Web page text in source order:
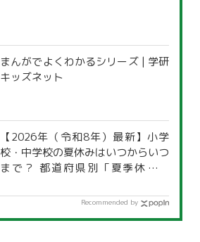
まんがでよくわかるシリーズ | 学研
キッズネット
【2026年（令和8年）最新】小学
校・中学校の夏休みはいつからいつ
まで？ 都道府県別「夏季休暇一
Recommended by